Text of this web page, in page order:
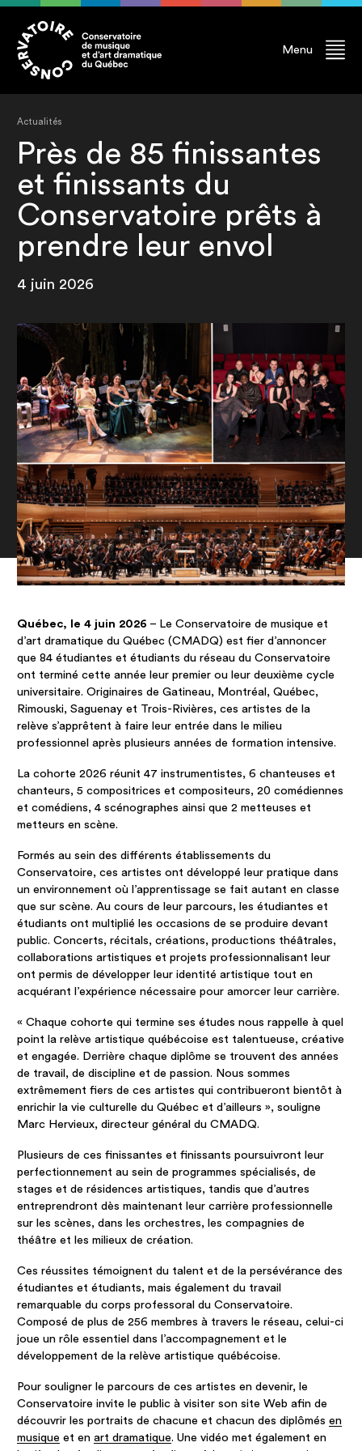
Menu
Actualités
Près de 85 finissantes
et finissants du
Conservatoire prêts à
prendre leur envol
4 juin 2026
Québec, le 4 juin 2026 – Le Conservatoire de musique et
d’art dramatique du Québec (CMADQ) est fier d’annoncer
que 84 étudiantes et étudiants du réseau du Conservatoire
ont terminé cette année leur premier ou leur deuxième cycle
universitaire. Originaires de Gatineau, Montréal, Québec,
Rimouski, Saguenay et Trois-Rivières, ces artistes de la
relève s’apprêtent à faire leur entrée dans le milieu
professionnel après plusieurs années de formation intensive.
La cohorte 2026 réunit 47 instrumentistes, 6 chanteuses et
chanteurs, 5 compositrices et compositeurs, 20 comédiennes
et comédiens, 4 scénographes ainsi que 2 metteuses et
metteurs en scène.
Formés au sein des différents établissements du
Conservatoire, ces artistes ont développé leur pratique dans
un environnement où l’apprentissage se fait autant en classe
que sur scène. Au cours de leur parcours, les étudiantes et
étudiants ont multiplié les occasions de se produire devant
public. Concerts, récitals, créations, productions théâtrales,
collaborations artistiques et projets professionnalisant leur
ont permis de développer leur identité artistique tout en
acquérant l’expérience nécessaire pour amorcer leur carrière.
« Chaque cohorte qui termine ses études nous rappelle à quel
point la relève artistique québécoise est talentueuse, créative
et engagée. Derrière chaque diplôme se trouvent des années
de travail, de discipline et de passion. Nous sommes
extrêmement fiers de ces artistes qui contribueront bientôt à
enrichir la vie culturelle du Québec et d’ailleurs », souligne
Marc Hervieux, directeur général du CMADQ.
Plusieurs de ces finissantes et finissants poursuivront leur
perfectionnement au sein de programmes spécialisés, de
stages et de résidences artistiques, tandis que d’autres
entreprendront dès maintenant leur carrière professionnelle
sur les scènes, dans les orchestres, les compagnies de
théâtre et les milieux de création.
Ces réussites témoignent du talent et de la persévérance des
étudiantes et étudiants, mais également du travail
remarquable du corps professoral du Conservatoire.
Composé de plus de 256 membres à travers le réseau, celui-ci
joue un rôle essentiel dans l’accompagnement et le
développement de la relève artistique québécoise.
Pour souligner le parcours de ces artistes en devenir, le
Conservatoire invite le public à visiter son site Web afin de
découvrir les portraits de chacune et chacun des diplômésen
musique et enart dramatique. Une vidéo met également en